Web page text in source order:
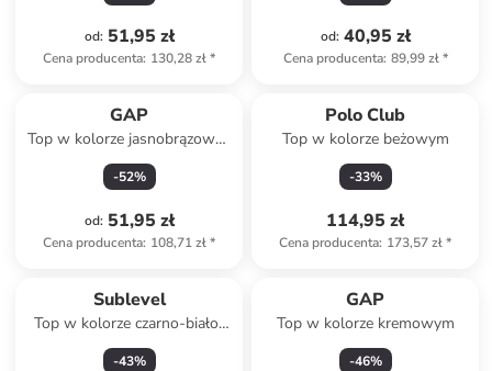
od: 51,95 zł
Cena producenta: 130,28 zł*
od: 40,95 zł
Cena producenta: 89,99 zł*
GAP
Top w kolorze jasnobrązowo-
białym
-52%
od: 51,95 zł
Cena producenta: 108,71 zł*
Polo Club
Top w kolorze beżowym
-33%
114,95 zł
Cena producenta: 173,57 zł*
Sublevel
Top w kolorze czarno-biało-
błękitnym
-43%
GAP
Top w kolorze kremowym
-46%